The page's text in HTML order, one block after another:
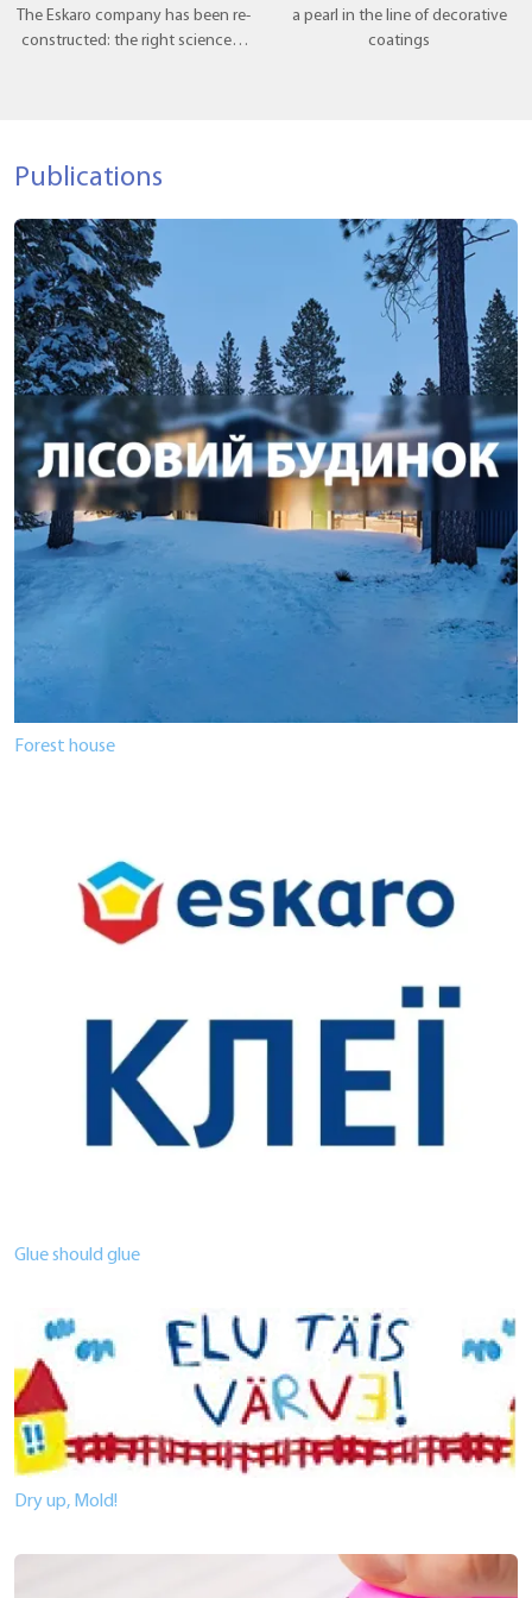
The Eskaro company has been re-
constructed: the right science is
a pearl in the line of decorative
coatings
Publications
Forest house
Glue should glue
Dry up, Mold!